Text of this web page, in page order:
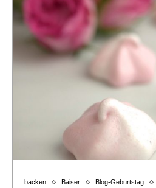
backen Baiser Blog-Geburtstag